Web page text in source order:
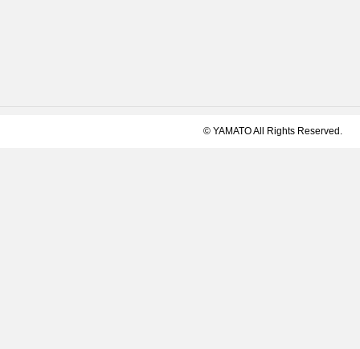
© YAMATO All Rights Reserved.